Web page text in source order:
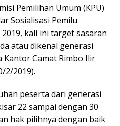
Pemilihan Umum (KPU)
Sosialisasi Pemilu
kali ini target sasaran
atau dikenal generasi
Kantor Camat Rimbo Ilir
2/2019).
peserta dari generasi
22 sampai dengan 30
hak pilihnya dengan baik